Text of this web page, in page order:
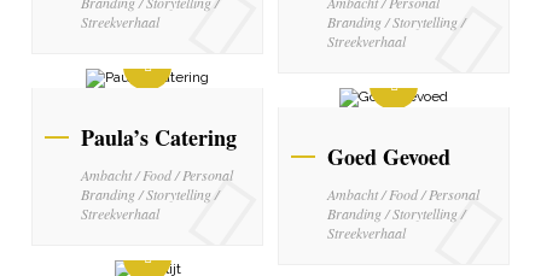
Streekverhaal
Branding / Storytelling /
Streekverhaal
Paula’s Catering
Ambacht / Food / Personal
Branding / Storytelling /
Streekverhaal
Goed Gevoed
Ambacht / Food / Personal
Branding / Storytelling /
Streekverhaal